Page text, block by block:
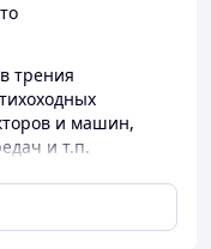
трения
и машин,
и т.п.
мылом
жиров, с